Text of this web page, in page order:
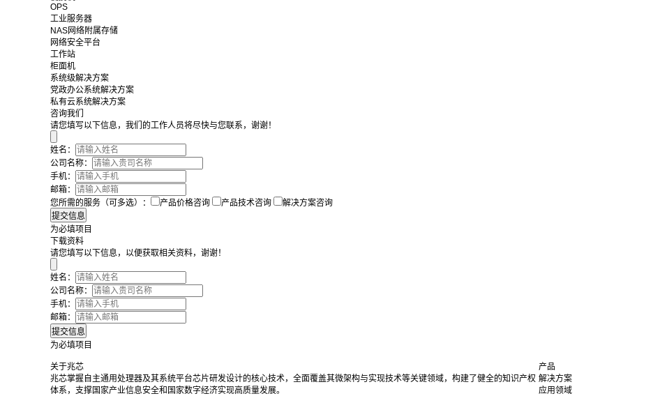
OPS
工业服务器
NAS网络附属存储
网络安全平台
工作站
柜面机
系统级解决方案
党政办公系统解决方案
私有云系统解决方案
咨询我们
请您填写以下信息，我们的工作人员将尽快与您联系，谢谢！
姓名：
公司名称：
手机：
邮箱：
您所需的服务（可多选）：
产品价格咨询 产品技术咨询 解决方案咨询
为必填项目
下载资料
请您填写以下信息，以便获取相关资料，谢谢！
姓名：
公司名称：
手机：
邮箱：
为必填项目
关于兆芯
兆芯掌握自主通用处理器及其系统平台芯片研发设计的核心技术，全面覆盖其微架构与实现技术等关键领域，构建了健全的知识产权
体系，支撑国家产业信息安全和国家数字经济实现高质量发展。
产品
解决方案
应用领域